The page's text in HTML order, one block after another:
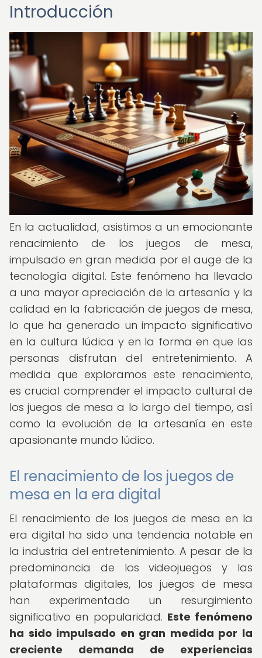
Introducción
En la actualidad, asistimos a un emocionante
renacimiento de los juegos de mesa,
impulsado en gran medida por el auge de la
tecnología digital. Este fenómeno ha llevado
a una mayor apreciación de la artesanía y la
calidad en la fabricación de juegos de mesa,
lo que ha generado un impacto significativo
en la cultura lúdica y en la forma en que las
personas disfrutan del entretenimiento. A
medida que exploramos este renacimiento,
es crucial comprender el impacto cultural de
los juegos de mesa a lo largo del tiempo, así
como la evolución de la artesanía en este
apasionante mundo lúdico.
El renacimiento de los juegos de
mesa en la era digital
El renacimiento de los juegos de mesa en la
era digital ha sido una tendencia notable en
la industria del entretenimiento. A pesar de la
predominancia de los videojuegos y las
plataformas digitales, los juegos de mesa
han experimentado un resurgimiento
significativo en popularidad. Este fenómeno
ha sido impulsado en gran medida por la
creciente demanda de experiencias